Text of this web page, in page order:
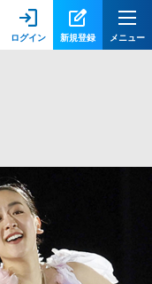
ログイン 新規登録 メニュー